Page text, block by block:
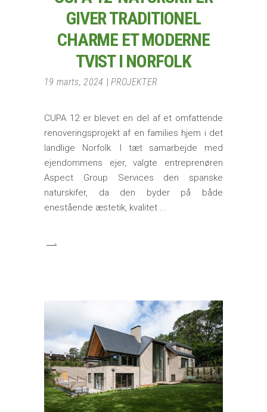
GIVER TRADITIONEL
CHARME ET MODERNE
TVIST I NORFOLK
19 marts, 2024 PROJEKTER
CUPA 12 er blevet en del af et omfattende
renoveringsprojekt af en families hjem i det
landlige Norfolk. I tæt samarbejde med
ejendommens ejer, valgte entreprenøren
Aspect Group Services den spanske
naturskifer, da den byder på både
enestående æstetik, kvalitet